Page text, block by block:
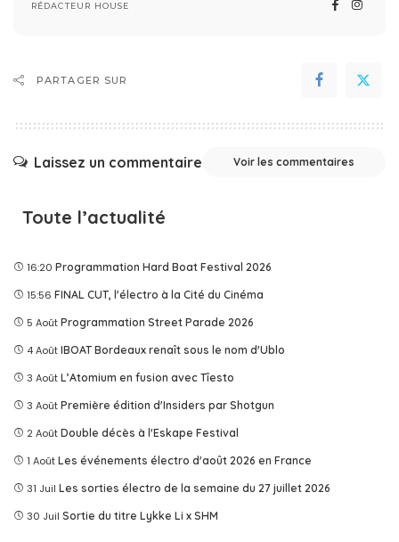
RÉDACTEUR HOUSE
PARTAGER SUR
Laissez un commentaire Voir les commentaires
Toute l’actualité
16:20 Programmation Hard Boat Festival 2026
15:56 FINAL CUT, l'électro à la Cité du Cinéma
5 Août Programmation Street Parade 2026
4 Août IBOAT Bordeaux renaît sous le nom d'Ublo
3 Août L’Atomium en fusion avec Tîesto
3 Août Première édition d'Insiders par Shotgun
2 Août Double décès à l'Eskape Festival
1 Août Les événements électro d'août 2026 en France
31 Juil Les sorties électro de la semaine du 27 juillet 2026
30 Juil Sortie du titre Lykke Li x SHM